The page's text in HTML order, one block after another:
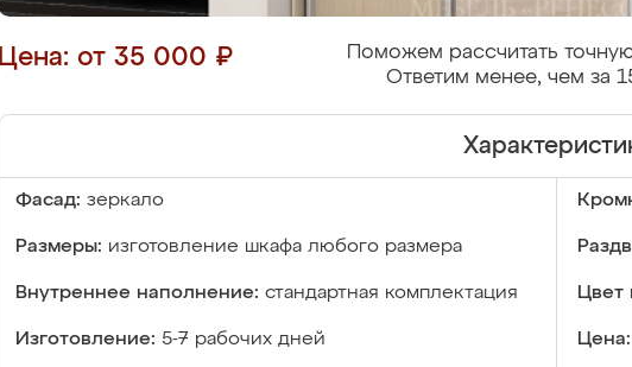
Цена: от 35 000 ₽
Поможем рассчитать
Ответим менее, чем за
Фасад: зеркало
Размеры: изготовление шкафа любого размера
Внутреннее наполнение: стандартная комплектация Цвет
Изготовление: 5-7 рабочих дней Цена: